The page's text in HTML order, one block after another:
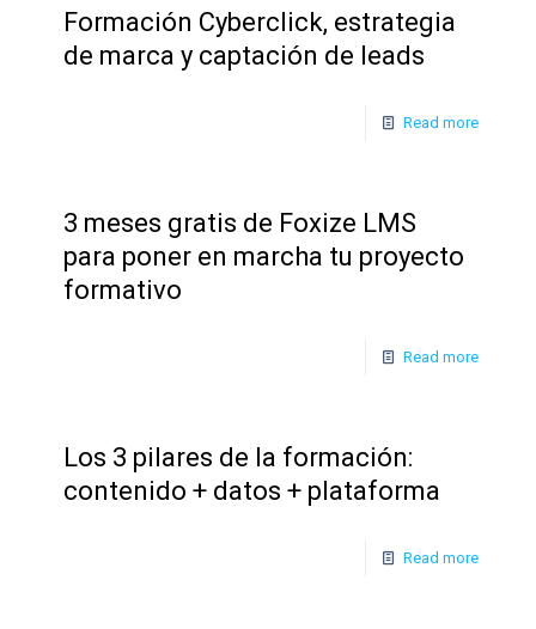
Formación Cyberclick, estrategia
de marca y captación de leads
Read more
3 meses gratis de Foxize LMS
para poner en marcha tu proyecto
formativo
Read more
Los 3 pilares de la formación:
contenido + datos + plataforma
Read more